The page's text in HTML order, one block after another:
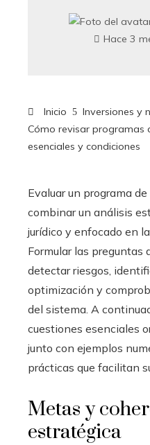
Hace 3
Inicio
Inversiones y
Cómo revisar programas
esenciales y condiciones
Evaluar un programa
combinar un análisis
jurídico y enfocado en
Formular las preguntas
detectar riesgos,
optimización y
del sistema. A
cuestiones esenciales
junto con ejemplos
prácticas que facilitan
Metas y
estratégica